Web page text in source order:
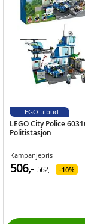
LEGO City Police
Politistasjon
Kampanjepris
506,- 562,- 10%
LEGO tilbud